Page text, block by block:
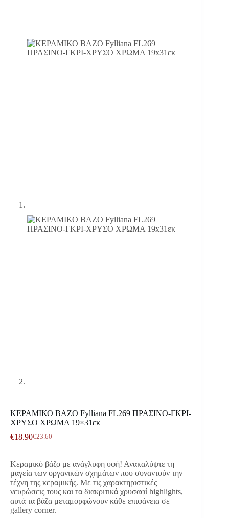
ΚΕΡΑΜΙΚΟ ΒΑΖΟ Fylliana FL269 ΠΡΑΣΙΝΟ-ΓΚΡΙ-
ΧΡΥΣΟ ΧΡΩΜΑ 19×31εκ
€23.60
Original
was:
€23.60.
€18.90Η
τιμή
είναι:
€18.90.
Κεραμικό βάζο με ανάγλυφη υφή! Ανακαλύψτε τη
μαγεία των οργανικών σχημάτων που συναντούν την
τέχνη της κεραμικής. Με τις χαρακτηριστικές
νευρώσεις τους και τα διακριτικά χρυσαφί highlights,
αυτά τα βάζα μεταμορφώνουν κάθε επιφάνεια σε
gallery corner.